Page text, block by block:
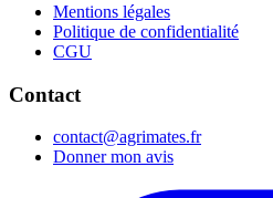
Mentions légales
Politique de confidentialité
CGU
Contact
contact@agrimates.fr
Donner mon avis